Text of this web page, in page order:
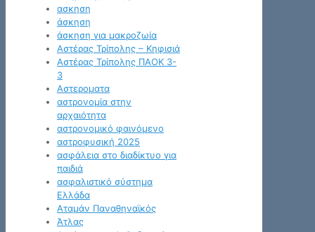
ασκηση
άσκηση
άσκηση για μακροζωία
Αστέρας Τρίπολης – Κηφισιά
Αστέρας Τρίπολης ΠΑΟΚ 3-
3
Αστεροματα
αστρονομία στην
αρχαιότητα
αστρονομικό φαινόμενο
αστροφυσική 2025
ασφάλεια στο διαδίκτυο για
παιδιά
ασφαλιστικό σύστημα
Ελλάδα
Αταμάν Παναθηναϊκός
Άτλας